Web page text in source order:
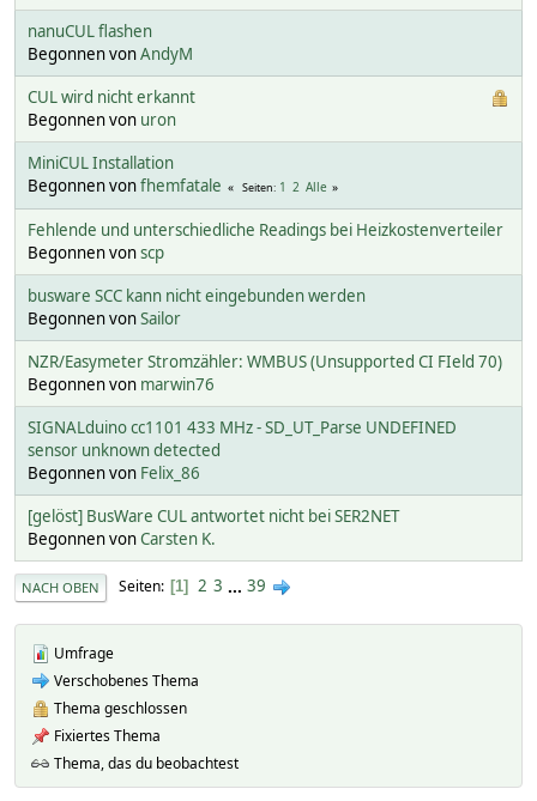
nanuCUL flashen
Begonnen vonAndyM
CUL wird nicht erkannt
Begonnen von uron
MiniCUL Installation
Begonnen vonfhemfatale Seiten 1 2 Alle
Fehlende und unterschiedliche Readings bei Heizkostenverteiler
Begonnen vonscp
busware SCC kann nicht eingebunden werden
Begonnen vonSailor
NZR/Easymeter Stromzähler: WMBUS (Unsupported CI FIeld 70)
Begonnen von marwin76
SIGNALduino cc1101 433 MHz - SD_UT_Parse UNDEFINED
sensor unknown detected
Begonnen von Felix_86
[gelöst] BusWare CUL antwortet nicht bei SER2NET
Begonnen vonCarsten K.
NACH OBEN Seiten 1 2 3 ... 39
Umfrage
Verschobenes Thema
Thema geschlossen
Fixiertes Thema
Thema, das du beobachtest